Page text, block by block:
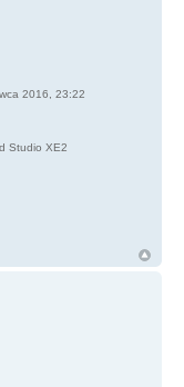
2016, 23:22
Studio XE2